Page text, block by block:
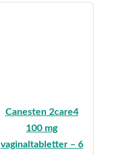
Canesten 2care4
100 mg
vaginaltabletter – 6